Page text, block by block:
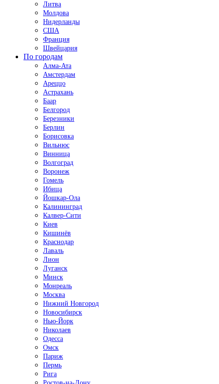
Литва
Молдова
Нидерланды
США
Франция
Швейцария
По городам
Алма-Ата
Амстердам
Ареццо
Астрахань
Баар
Белгород
Березники
Берлин
Борисовка
Вильнюс
Винница
Волгоград
Воронеж
Гомель
Ибица
Йошкар-Ола
Калининград
Калвер-Сити
Киев
Кишинёв
Краснодар
Лаваль
Лион
Луганск
Минск
Монреаль
Москва
Нижний Новгород
Новосибирск
Нью-Йорк
Николаев
Одесса
Омск
Париж
Пермь
Рига